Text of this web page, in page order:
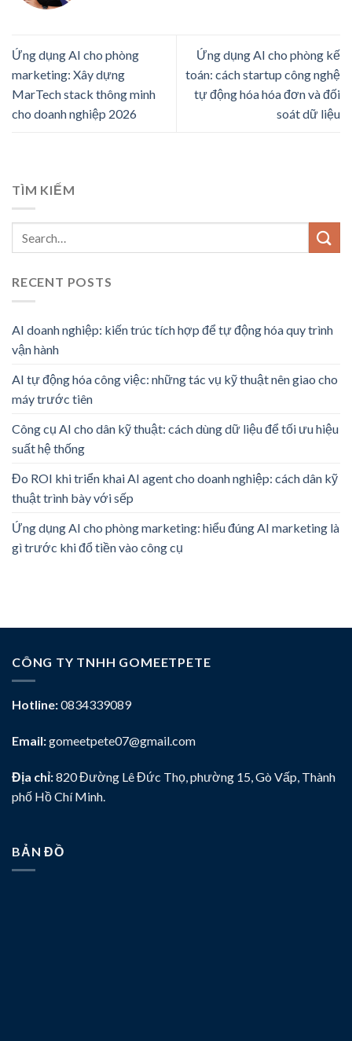
Ứng dụng AI cho phòng
marketing: Xây dựng
MarTech stack thông minh
cho doanh nghiệp 2026
Ứng dụng AI cho phòng kế
toán: cách startup công nghệ
tự động hóa hóa đơn và đối
soát dữ liệu
TÌM KIẾM
RECENT POSTS
AI doanh nghiệp: kiến trúc tích hợp để tự động hóa quy trình
vận hành
AI tự động hóa công việc: những tác vụ kỹ thuật nên giao cho
máy trước tiên
Công cụ AI cho dân kỹ thuật: cách dùng dữ liệu để tối ưu hiệu
suất hệ thống
Đo ROI khi triển khai AI agent cho doanh nghiệp: cách dân kỹ
thuật trình bày với sếp
Ứng dụng AI cho phòng marketing: hiểu đúng AI marketing là
gì trước khi đổ tiền vào công cụ
CÔNG TY TNHH GOMEETPETE
Hotline:0834339089
Email:gomeetpete07@gmail.com
Địa chỉ:820 Đường Lê Đức Thọ, phường 15, Gò Vấp, Thành
phố Hồ Chí Minh.
BẢN ĐỒ